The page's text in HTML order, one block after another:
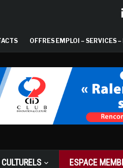
OFFRES EMPLOI – SERVICES
ESPACE